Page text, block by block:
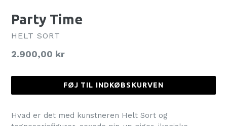
Party Time
HELT SORT
Normalpris
2.900,00 kr
FØJ TIL INDKØBSKURVEN
Hvad er det med kunstneren Helt Sort og